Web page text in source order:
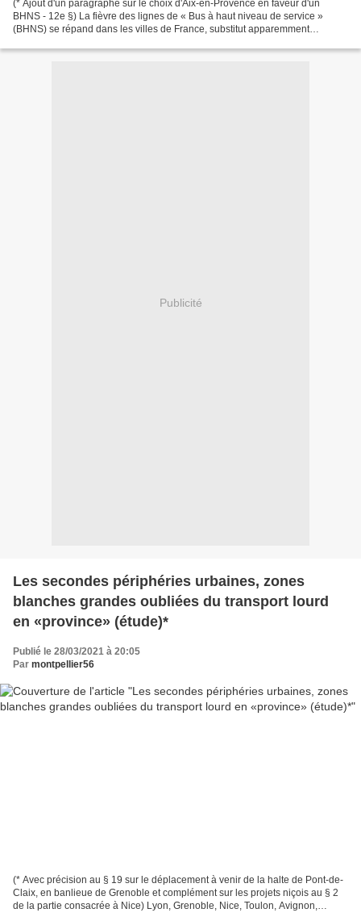
(* Ajout d'un paragraphe sur le choix d'Aix-en-Provence en faveur d'un
BHNS - 12e §) La fièvre des lignes de « Bus à haut niveau de service »
(BHNS) se répand dans les villes de France, substitut apparemment
Publicité
Les secondes périphéries urbaines, zones
blanches grandes oubliées du transport lourd
en «province» (étude)*
Publié le 28/03/2021 à 20:05
Par montpellier56
(* Avec précision au § 19 sur le déplacement à venir de la halte de Pont-de-
Claix, en banlieue de Grenoble et complément sur les projets niçois au § 2
de la partie consacrée à Nice) Lyon, Grenoble, Nice, Toulon, Avignon,